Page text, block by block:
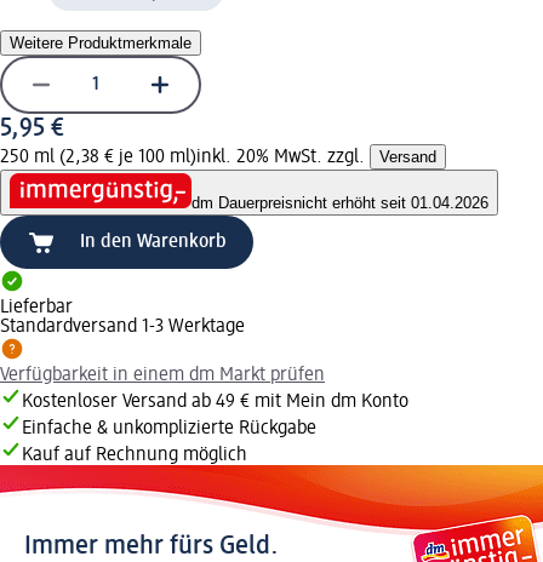
Weitere Produktmerkmale
5,95 €
250 ml (2,38 € je 100 ml)inkl. 20% MwSt. zzgl. Versand
dm Dauerpreisnicht erhöht seit 01.04.2026
In den Warenkorb
Lieferbar
Standardversand 1-3 Werktage
Verfügbarkeit in einem dm Markt prüfen
Kostenloser Versand ab 49 € mit Mein dm Konto
Einfache & unkomplizierte Rückgabe
Kauf auf Rechnung möglich
Immer mehr fürs Geld.